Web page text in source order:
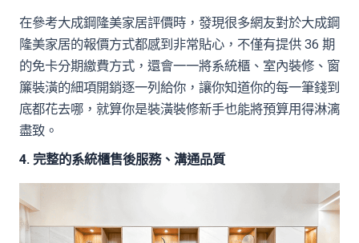
在參考大成鋼隆美家居評價時，發現很多網友對於大成鋼
隆美家居的報價方式都感到非常貼心，不僅有提供 36 期
的免卡分期繳費方式，還會一一將系統櫃、室內裝修、窗
簾裝潢的細項開銷逐一列給你，讓你知道你的每一筆錢到
底都花去哪，就算你是裝潢裝修新手也能將預算用得淋漓
盡致。
4. 完整的系統櫃售後服務、溝通品質